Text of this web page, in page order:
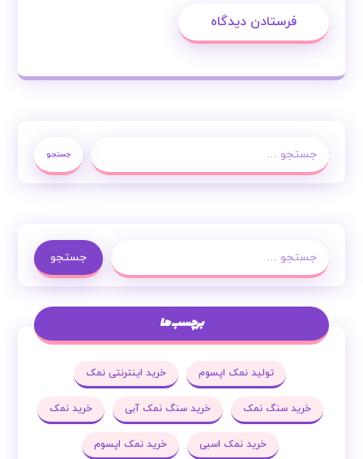
فرستادن دیدگاه
جستجو
جستجو
برچسب ها
تولید نمک اپسوم خرید اینترنتی نمک
خرید سنگ نمک خرید سنگ نمک آبی خرید نمک
خرید نمک اسبی خرید نمک اپسوم